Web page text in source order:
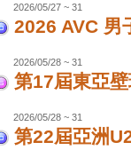
2026/05/27 ~ 31
2026 AVC 男
2026/05/28 ~ 31
第17屆東亞
2026/05/28 ~ 31
第22屆亞洲